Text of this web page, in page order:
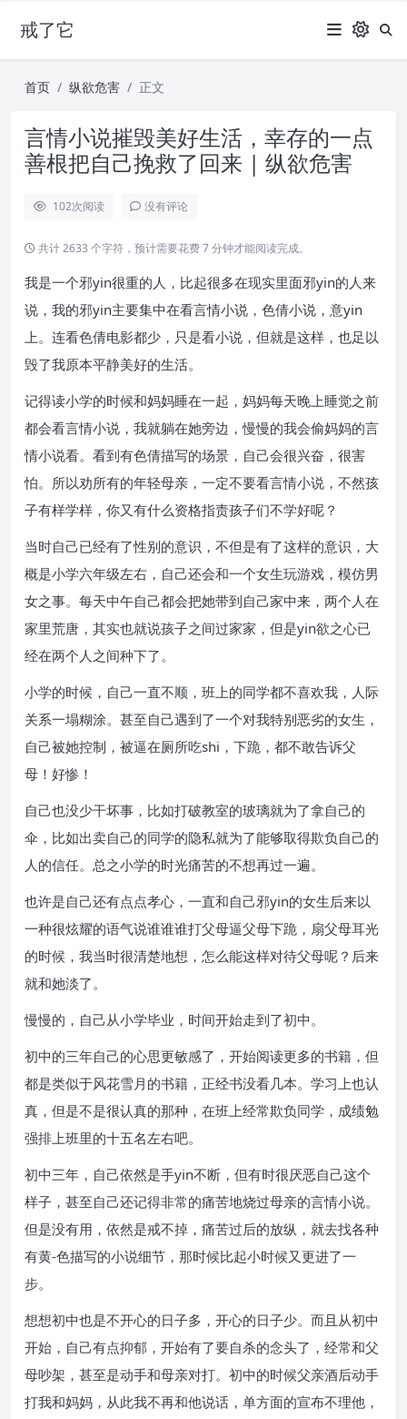
戒了它
首页 纵欲危害 正文
言情小说摧毁美好生活，幸存的一点
善根把自己挽救了回来 | 纵欲危害
102次阅读 没有评论
共计 2633 个字符，预计需要花费 7 分钟才能阅读完成。
我是一个邪yin很重的人，比起很多在现实里面邪yin的人来
说，我的邪yin主要集中在看言情小说，色倩小说，意yin
上。连看色倩电影都少，只是看小说，但就是这样，也足以
毁了我原本平静美好的生活。
记得读小学的时候和妈妈睡在一起，妈妈每天晚上睡觉之前
都会看言情小说，我就躺在她旁边，慢慢的我会偷妈妈的言
情小说看。看到有色倩描写的场景，自己会很兴奋，很害
怕。所以劝所有的年轻母亲，一定不要看言情小说，不然孩
子有样学样，你又有什么资格指责孩子们不学好呢？
当时自己已经有了性别的意识，不但是有了这样的意识，大
概是小学六年级左右，自己还会和一个女生玩游戏，模仿男
女之事。每天中午自己都会把她带到自己家中来，两个人在
家里荒唐，其实也就说孩子之间过家家，但是yin欲之心已
经在两个人之间种下了。
小学的时候，自己一直不顺，班上的同学都不喜欢我，人际
关系一塌糊涂。甚至自己遇到了一个对我特别恶劣的女生，
自己被她控制，被逼在厕所吃shi，下跪，都不敢告诉父
母！好惨！
自己也没少干坏事，比如打破教室的玻璃就为了拿自己的
伞，比如出卖自己的同学的隐私就为了能够取得欺负自己的
人的信任。总之小学的时光痛苦的不想再过一遍。
也许是自己还有点点孝心，一直和自己邪yin的女生后来以
一种很炫耀的语气说谁谁谁打父母逼父母下跪，扇父母耳光
的时候，我当时很清楚地想，怎么能这样对待父母呢？后来
就和她淡了。
慢慢的，自己从小学毕业，时间开始走到了初中。
初中的三年自己的心思更敏感了，开始阅读更多的书籍，但
都是类似于风花雪月的书籍，正经书没看几本。学习上也认
真，但是不是很认真的那种，在班上经常欺负同学，成绩勉
强排上班里的十五名左右吧。
初中三年，自己依然是手yin不断，但有时很厌恶自己这个
样子，甚至自己还记得非常的痛苦地烧过母亲的言情小说。
但是没有用，依然是戒不掉，痛苦过后的放纵，就去找各种
有黄-色描写的小说细节，那时候比起小时候又更进了一
步。
想想初中也是不开心的日子多，开心的日子少。而且从初中
开始，自己有点抑郁，开始有了要自杀的念头了，经常和父
母吵架，甚至是动手和母亲对打。初中的时候父亲酒后动手
打我和妈妈，从此我不再和他说话，单方面的宣布不理他，